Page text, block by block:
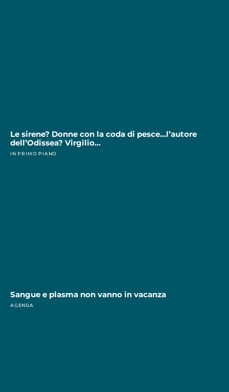
Le sirene? Donne con la coda di pesce…l’autore
dell’Odissea? Virgilio…
IN PRIMO PIANO
Sangue e plasma non vanno in vacanza
AGENDA